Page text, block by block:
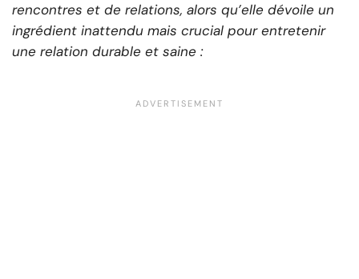
rencontres et de relations, alors qu’elle dévoile un
ingrédient inattendu mais crucial pour entretenir
une relation durable et saine :